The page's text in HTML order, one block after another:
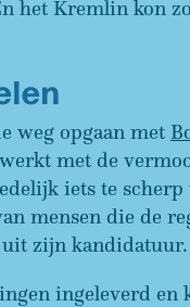
het Kremlin kon
weg opgaan met
met de
iets te
mensen die de
zijn kandidatuur.
ingeleverd en